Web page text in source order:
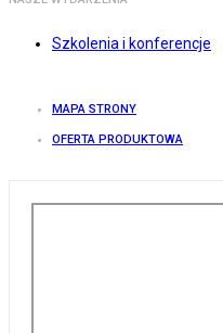
Szkolenia i konferencje
MAPA STRONY
OFERTA PRODUKTOWA